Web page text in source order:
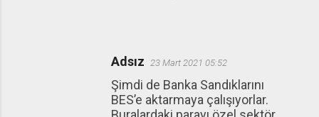
Adsız 23 Mart 2021 05:52
Şimdi de Banka Sandıklarını
BES’e aktarmaya çalışıyorlar.